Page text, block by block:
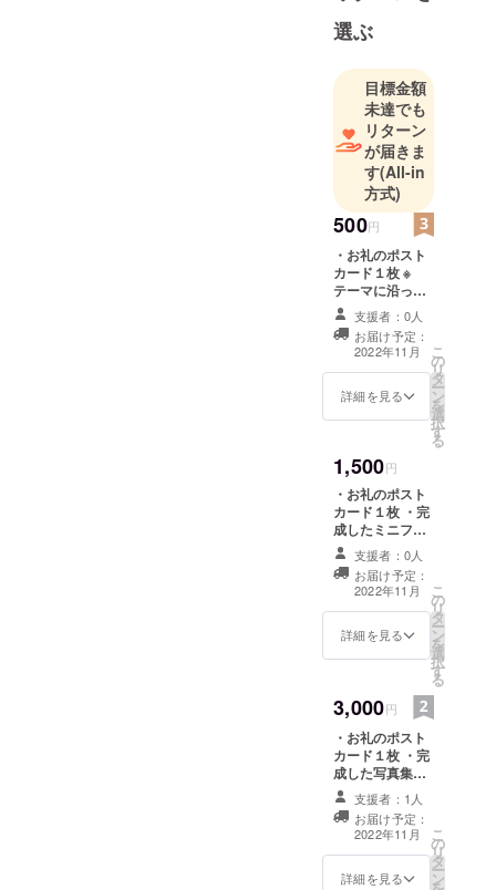
ナップの撮
影を行って
ラマン、レ
ギュラーモ
デル等で構
成するチー
ムです。
2023年に設
立10周年を
迎え、活動
の幅を広げ
るべく、コ
ラボでのプ
ロジェクト
に力を入れ
ていくこと
にしまし
選ぶ
目標金額
未達でも
リターン
が届きま
す(All-in
方式)
500円
・お礼のポスト
カード１枚 ※
テーマに沿って
撮影した写真の
ポストカードで
す。
支援者：0人
お届け予定：
2022年11月
詳細を見る
こ
の
リ
タ
ー
ン
を
選
択
す
る
1,500円
・お礼のポスト
カード１枚 ・完
成したミニフォ
トブック（文庫
サイズで写真30
枚以上掲載）１
冊 ※いずれも
テーマに沿って
撮影した写真を
支援者：0人
お届け予定：
2022年11月
詳細を見る
こ
の
リ
タ
ー
ン
を
選
択
す
る
3,000円
・お礼のポスト
カード１枚 ・完
成した写真集
（A5サイズで写
真70枚以上掲
載）１冊 ※いず
れもテーマに
沿って撮影した
写真を使用しま
支援者：1人
お届け予定：
2022年11月
詳細を見る
こ
の
リ
タ
ー
ン